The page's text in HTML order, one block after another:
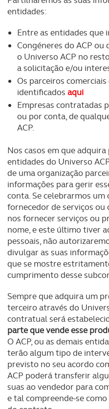
entidades:
Entre as entidades que
Congéneres do ACP
o Universo ACP no
a solicitação e/ou
Os parceiros
identificados aqui
Empresas contratadas
ou por conta, de
ACP.
Nos casos em que
entidades do Universo
de uma organização
informações para gerir
conta. Se celebrarmos
fornecedor de serviços
nos fornecer serviços ou
nome, e este último tiver
pessoais, não
divulgar as suas
que se mostre
cumprimento desse
Sempre que adquira um
terceiro através do
contratual será
parte que vende esse
O ACP, ou as demais
terão algum tipo de
previsto no seu acordo
ACP poderá transferir
suas ao vendedor para
e tal compreende-se